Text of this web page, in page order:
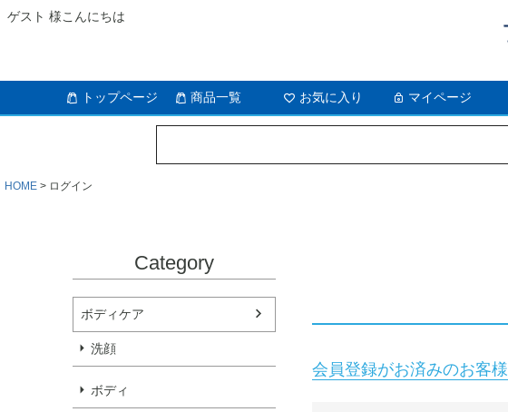
ゲスト 様こんにちは
トップページ 商品一覧 お気に入り マイページ
HOME ログイン
Category
ボディケア
洗顔
ボディ
会員登録がお済みのお客様